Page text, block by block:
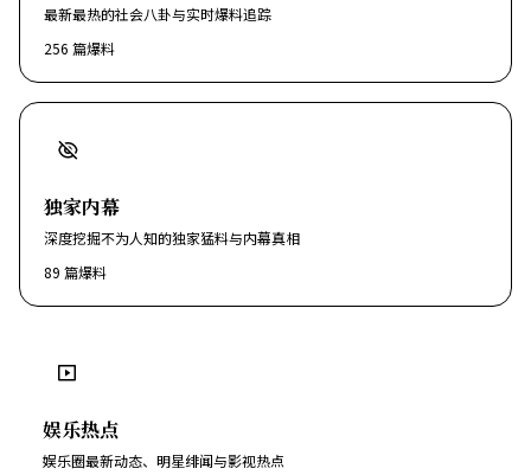
最新最热的社会八卦与实时爆料追踪
256 篇爆料
独家内幕
深度挖掘不为人知的独家猛料与内幕真相
89 篇爆料
娱乐热点
娱乐圈最新动态、明星绯闻与影视热点